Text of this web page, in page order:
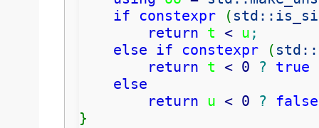
if
constexpr ( std::
return t < u ;
else if constexpr ( std::
return t < 0 ? true
else
return u < 0 ? false
}